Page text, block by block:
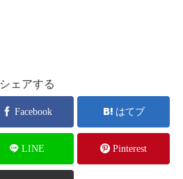
シェアする
Facebook はてブ
LINE Pinterest